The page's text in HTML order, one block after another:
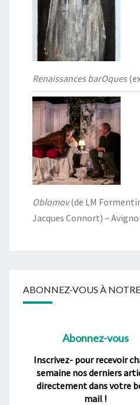
Renaissances barOques
Oblomov(de LM
Jacques Connort) –
ABONNEZ-VOUS À
Abonnez-vous
Inscrivez- pour recevoir
semaine nos derniers
directement dans votre
mail !